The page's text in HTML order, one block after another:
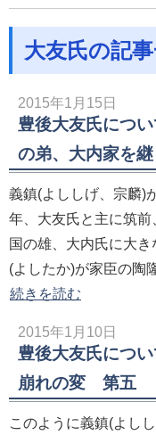
大友氏の記
2015年1月15日
豊後大友氏につ
の弟、大内家を継
義鎮(よししげ、宗麟)
年、大友氏と主に筑
国の雄、大内氏に大
(よしたか)が家臣の陶
続きを読む
2015年1月10日
豊後大友氏につ
崩れの変 第五
このように義鎮(よし